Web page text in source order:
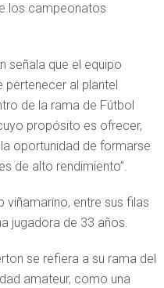
los campeonatos
señala que el equipo
pertenecer al plantel
de la rama de Fútbol
propósito es ofrecer,
oportunidad de formarse
de alto rendimiento”.
viñamarino, entre sus filas
jugadora de 33 años.
se refiera a su rama del
amateur, como una